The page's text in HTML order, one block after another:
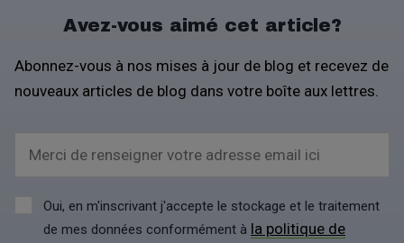
Avez-vous aimé cet article?
Abonnez-vous à nos mises à jour de blog et recevez de
nouveaux articles de blog dans votre boîte aux lettres.
Merci de renseigner votre adresse email ici
Oui, en m'inscrivant j'accepte le stockage et le traitement
de mes données conformément à la politique de